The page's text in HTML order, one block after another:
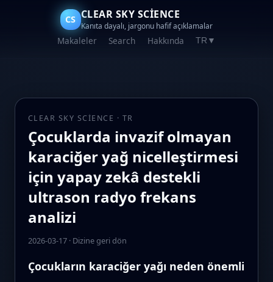
CS CLEAR SKY SCIENCE
Kanıta dayalı, jargonu hafif açıklamalar
Makaleler Search Hakkında TR ▼
CLEAR SKY SCIENCE · TR
Çocuklarda invazif olmayan
karaciğer yağ nicelleştirmesi
için yapay zekâ destekli
ultrason radyo frekans
analizi
2026-03-17· Dizine geri dön
Çocukların karaciğer yağı neden önemli